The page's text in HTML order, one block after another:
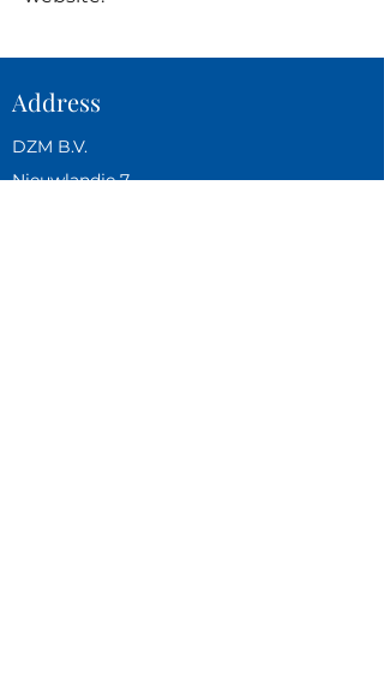
Address
DZM B.V.
Nieuwlandje 7